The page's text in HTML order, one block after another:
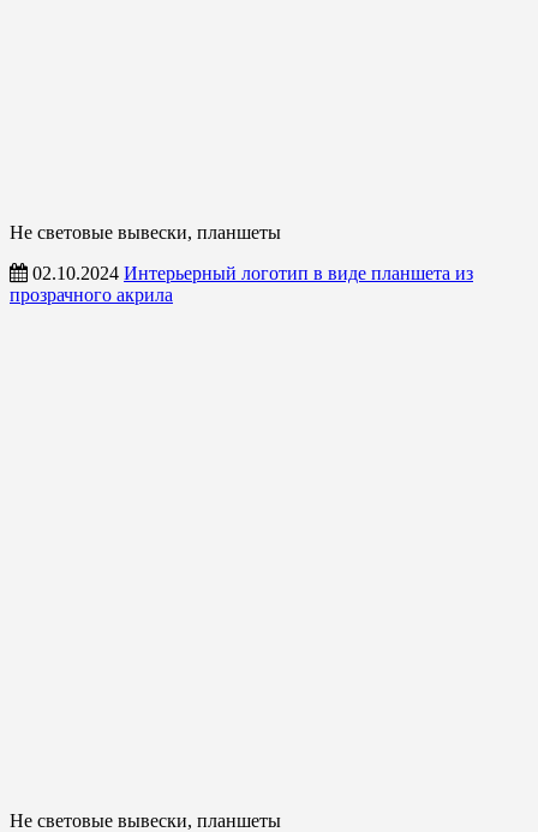
Не световые вывески, планшеты
02.10.2024 Интерьерный логотип в виде планшета из
прозрачного акрила
Не световые вывески, планшеты